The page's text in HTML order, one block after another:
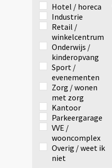
Hotel / horeca
Industrie
Retail /
winkelcentrum
Onderwijs /
kinderopvang
Sport /
evenementen
Zorg / wonen
met zorg
Kantoor
Parkeergarage
VVE /
wooncomplex
Overig / weet ik
niet